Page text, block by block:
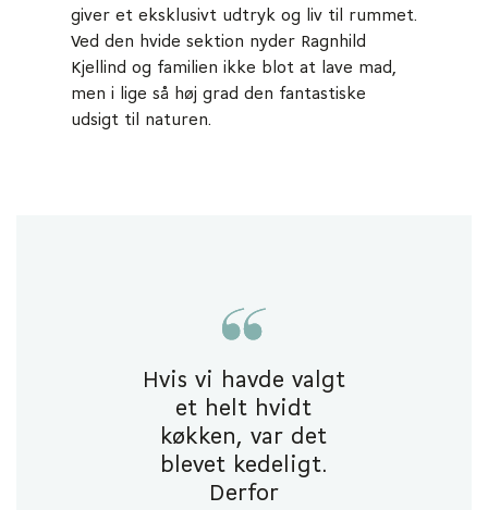
giver et eksklusivt udtryk og liv til rummet.
Ved den hvide sektion nyder Ragnhild
Kjellind og familien ikke blot at lave mad,
men i lige så høj grad den fantastiske
udsigt til naturen.
Hvis vi havde valgt
et helt hvidt
køkken, var det
blevet kedeligt.
Derfor